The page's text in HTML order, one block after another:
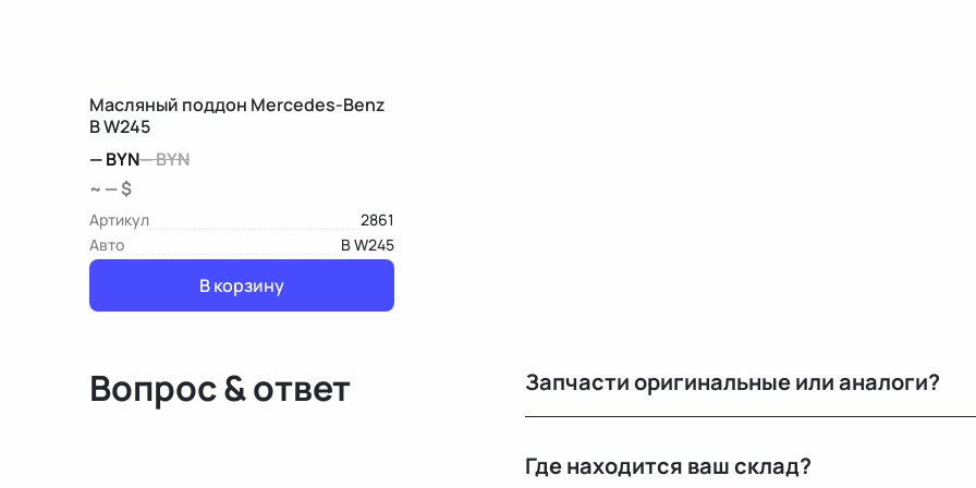
Масляный поддон Mercedes-Benz
B W245
—BYN—BYN
~ — $
Артикул
2861
Авто
B W245
В корзину
Вопрос & ответ Запчасти оригинальные или аналоги?
автомобилей с минимальным пробегом.
Где находится ваш склад?